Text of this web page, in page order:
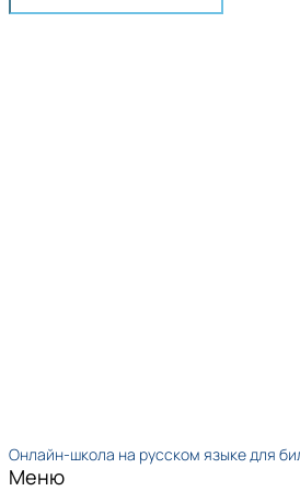
Онлайн-школа на русском языке для
Меню